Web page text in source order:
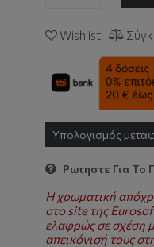
Wishlist
Υπολογισμός
Ρωτηστε Για Το
Η χρωματική
στο site της
ελαφρώς σε σχέση
απεικόνισή τους